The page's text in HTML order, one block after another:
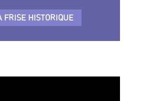
FRISE HISTORIQUE